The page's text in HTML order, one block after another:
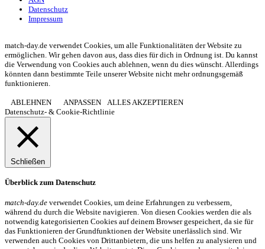
Datenschutz
Impressum
match-day.de verwendet Cookies, um alle Funktionalitäten der Website zu
ermöglichen. Wir gehen davon aus, dass dies für dich in Ordnung ist. Du kannst
die Verwendung von Cookies auch ablehnen, wenn du dies wünscht. Allerdings
könnten dann bestimmte Teile unserer Website nicht mehr ordnungsgemäß
funktionieren.
ABLEHNEN ANPASSEN
ALLES AKZEPTIEREN
Datenschutz- & Cookie-Richtlinie
Schließen
Überblick zum Datenschutz
match-day.de verwendet Cookies, um deine Erfahrungen zu verbessern,
während du durch die Website navigieren. Von diesen Cookies werden die als
notwendig kategorisierten Cookies auf deinem Browser gespeichert, da sie für
das Funktionieren der Grundfunktionen der Website unerlässlich sind. Wir
verwenden auch Cookies von Drittanbietern, die uns helfen zu analysieren und